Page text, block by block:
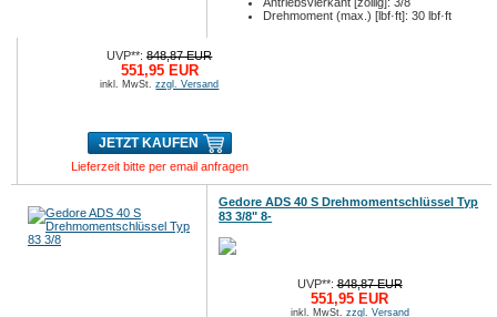
Drehmoment (max.) [lbf·ft]: 30 lbf·ft
UVP**:848,87 EUR
551,95 EUR
inkl. MwSt.zzgl. Versand
JETZT KAUFEN
Lieferzeit bitte per email anfragen
Gedore ADS 40 S Drehmomentschlüssel Typ
83 3/8" 8-
UVP**:848,87 EUR
551,95 EUR
inkl. MwSt. zzgl. Versand